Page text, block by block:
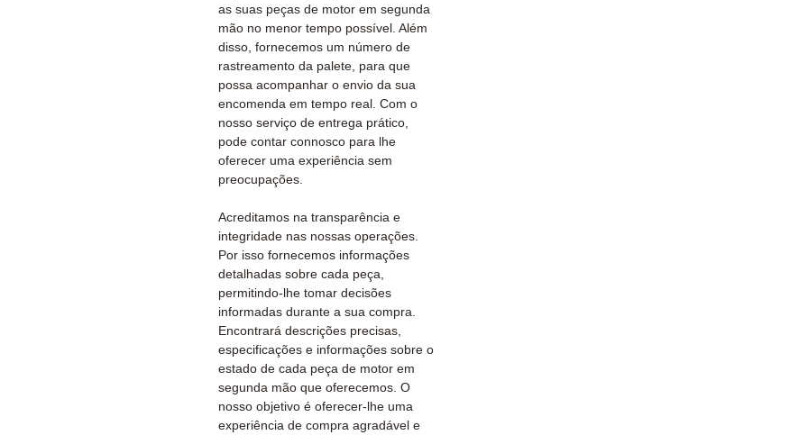
as suas peças de motor em segunda
mão no menor tempo possível. Além
disso, fornecemos um número de
rastreamento da palete, para que
possa acompanhar o envio da sua
encomenda em tempo real. Com o
nosso serviço de entrega prático,
pode contar connosco para lhe
oferecer uma experiência sem
preocupações.
Acreditamos na transparência e
integridade nas nossas operações.
Por isso fornecemos informações
detalhadas sobre cada peça,
permitindo-lhe tomar decisões
informadas durante a sua compra.
Encontrará descrições precisas,
especificações e informações sobre o
estado de cada peça de motor em
segunda mão que oferecemos. O
nosso objetivo é oferecer-lhe uma
experiência de compra agradável e